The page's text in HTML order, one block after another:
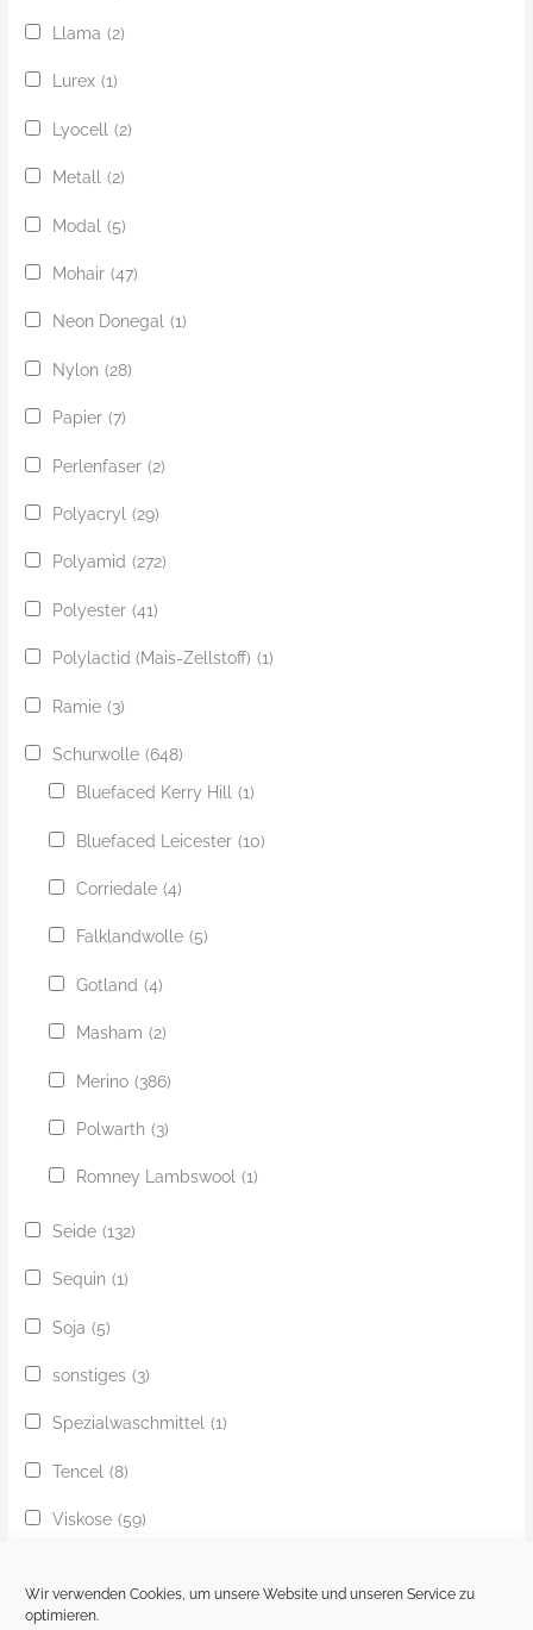
Wir verwenden Cookies, um unsere Website und unseren Service zu
optimieren.
Llama (2)
Lurex (1)
Lyocell (2)
Metall (2)
Modal (5)
Mohair (47)
Neon Donegal (1)
Nylon (28)
Papier (7)
Perlenfaser (2)
Polyacryl (29)
Polyamid (272)
Polyester (41)
Polylactid (Mais-Zellstoff) (1)
Ramie (3)
Schurwolle (648)
Bluefaced Kerry Hill
(1)
Bluefaced Leicester (10)
Corriedale (4)
Falklandwolle (5)
Gotland (4)
Masham (2)
Merino (386)
Polwarth (3)
Romney Lambswool (1)
Seide (132)
Sequin (1)
Soja (5)
sonstiges (3)
Spezialwaschmittel (1)
Tencel (8)
Viskose (59)
Ziege